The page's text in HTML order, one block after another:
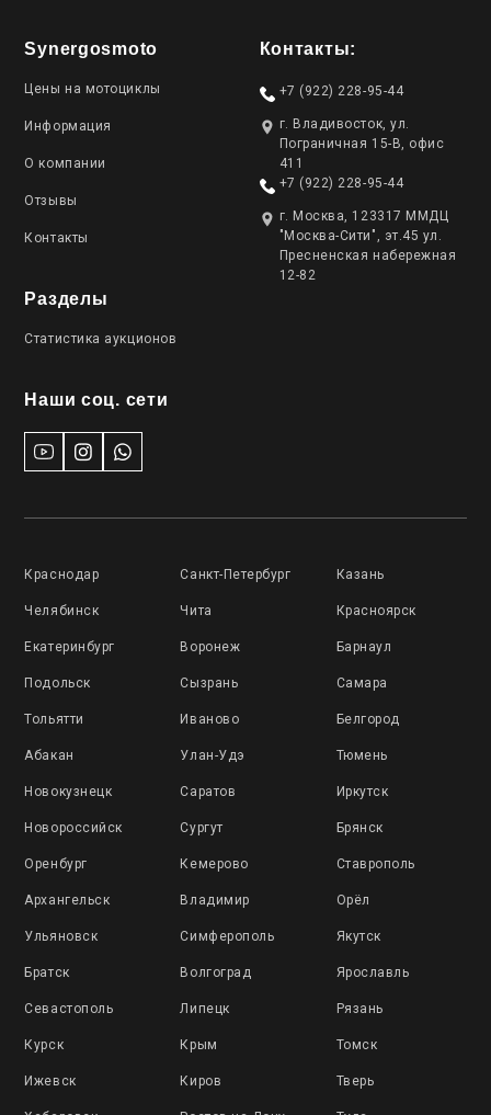
Synergosmoto
Цены на мотоциклы
Информация
О компании
Отзывы
Контакты
Разделы
Статистика аукционов
Наши соц. сети
Контакты:
+7 (922) 228-95-44
г. Владивосток, ул.
Пограничная 15-В, офис
411
+7 (922) 228-95-44
г. Москва, 123317 ММДЦ
"Москва-Сити", эт.45 ул.
Пресненская набережная
12-82
Краснодар Санкт-Петербург Казань
Челябинск Чита Красноярск
Екатеринбург Воронеж Барнаул
Подольск Сызрань Самара
Тольятти Иваново Белгород
Абакан Улан-Удэ Тюмень
Новокузнецк Саратов Иркутск
Новороссийск Сургут Брянск
Оренбург Кемерово Ставрополь
Архангельск Владимир Орёл
Ульяновск Симферополь Якутск
Братск Волгоград Ярославль
Севастополь Липецк Рязань
Курск Крым Томск
Ижевск Киров Тверь